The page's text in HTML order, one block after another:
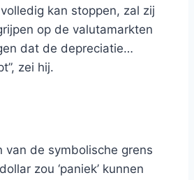
kan stoppen, zal zij
op de valutamarkten
dat de depreciatie…
zei hij.
van de symbolische grens
zou ‘paniek’ kunnen